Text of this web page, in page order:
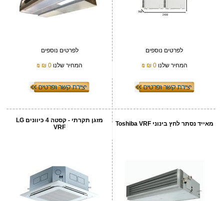
לפרטים נוספים
המחיר שלנו0 ₪
₪
לפרטים נוספים
המחיר שלנו 0 ₪
₪
מאייד נסתר לחץ בינוני Toshiba VRF
מזגן תקרתי - קסטה 4 כיוונים LG
VRF